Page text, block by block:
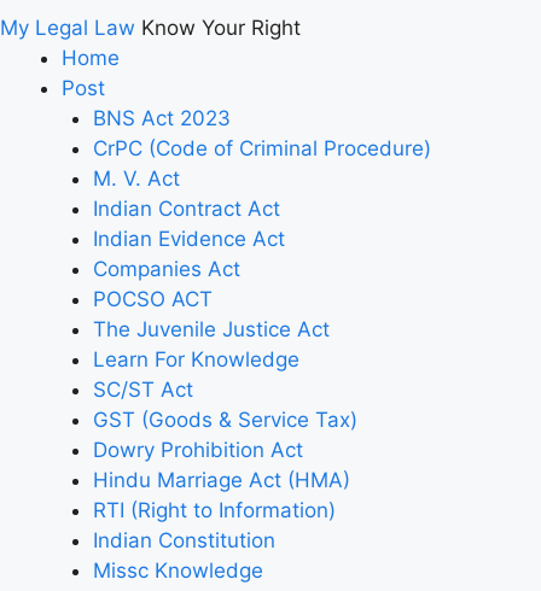
My Legal Law Know Your Right
Home
Post
BNS Act 2023
CrPC (Code of Criminal Procedure)
M. V. Act
Indian Contract Act
Indian Evidence Act
Companies Act
POCSO ACT
The Juvenile Justice Act
Learn For Knowledge
SC/ST Act
GST (Goods & Service Tax)
Dowry Prohibition Act
Hindu Marriage Act (HMA)
RTI (Right to Information)
Indian Constitution
Missc Knowledge